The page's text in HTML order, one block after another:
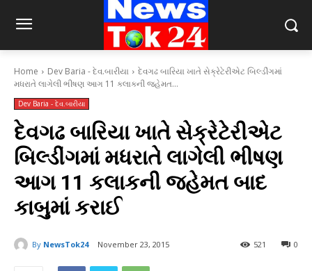
Home Dev Baria - દેવ.બારીયા
દેવગઢ બારિયા ખાતે સેક્રેટેરીએટ બિલ્ડીંગમાં
મધરાતે લાગેલી ભીષણ આગ 11 કલાકની જહેમત...
Dev Baria - દેવ.બારીયા
દેવગઢ બારિયા ખાતે સેક્રેટેરીએટ
બિલ્ડીંગમાં મધરાતે લાગેલી ભીષણ
આગ 11 કલાકની જહેમત બાદ
કાબુમાં કરાઈ
By NewsTok24 November 23, 2015 0
521